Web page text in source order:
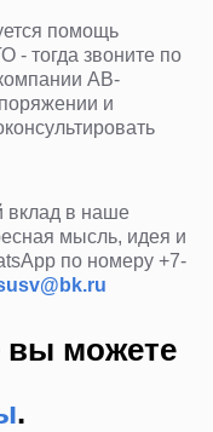
помощь
- тогда звоните по
АВ-
и
вклад в наше
мысль, идея и
по номеру +7-
можете
.